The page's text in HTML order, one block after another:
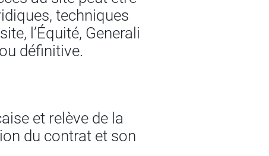
techniques
l’Équité, Generali
définitive.
et relève de la
du contrat et son